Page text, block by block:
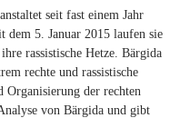
seit fast einem Jahr
dem 5. Januar 2015 laufen sie
rassistische Hetze. Bärgida
rechte und rassistische
Organisierung der rechten
von Bärgida und gibt